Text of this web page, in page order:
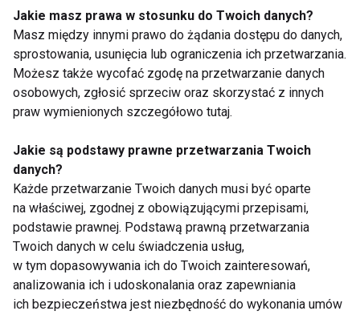
Pilates dla
początkujących
Standing Pilates dla
golfa i kręgosłupa
Prozdrowotny Pilates –
o oddychaniu
A co to jest ten
PILATES?
Jakie masz prawa w stosunku do Twoich danych?
Masz między innymi prawo do żądania dostępu do danych,
sprostowania, usunięcia lub ograniczenia ich przetwarzania.
Możesz także wycofać zgodę na przetwarzanie danych
osobowych, zgłosić sprzeciw oraz skorzystać z innych
praw wymienionych szczegółowo tutaj.
Jakie są podstawy prawne przetwarzania Twoich
danych?
Każde przetwarzanie Twoich danych musi być oparte
na właściwej, zgodnej z obowiązującymi przepisami,
podstawie prawnej. Podstawą prawną przetwarzania
Twoich danych w celu świadczenia usług,
w tym dopasowywania ich do Twoich zainteresowań,
analizowania ich i udoskonalania oraz zapewniania
ich bezpieczeństwa jest niezbędność do wykonania umów